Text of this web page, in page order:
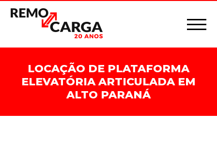
LOCAÇÃO DE PLATAFORMA
ELEVATÓRIA ARTICULADA EM
ALTO PARANÁ